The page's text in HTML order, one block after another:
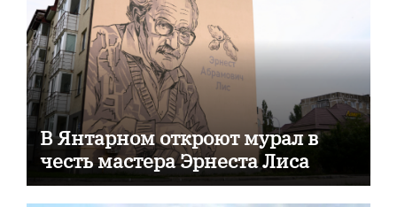
В Янтарном откроют мурал в
честь мастера Эрнеста Лиса